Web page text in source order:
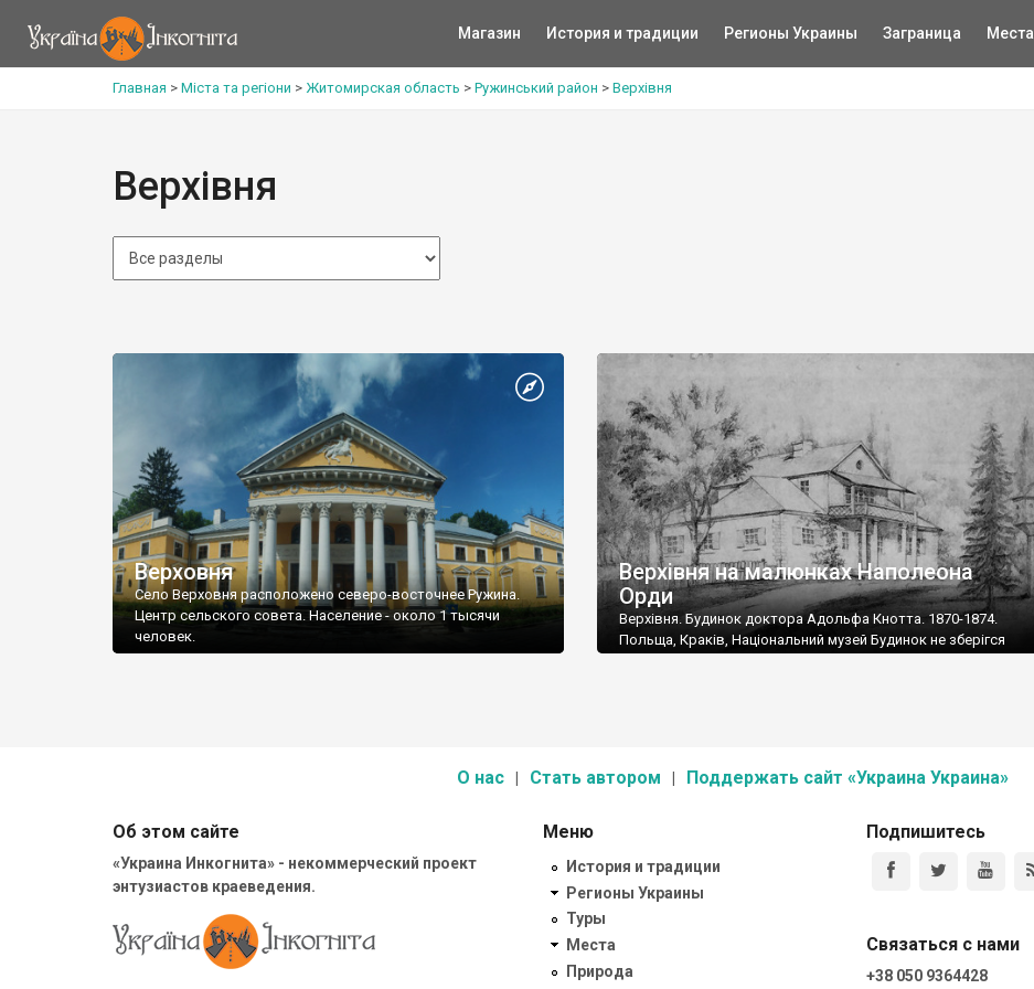
Магазин История и традиции Регионы Украины Заграница Места
Главная > Міста та регіони > Житомирская область > Ружинський район > Верхівня
Верхівня
Верховня
Село Верховня расположено северо-восточнее Ружина.
Центр сельского совета. Население - около 1 тысячи
человек.
Верхівня на малюнках Наполеона
Орди
Верхівня. Будинок доктора Адольфа Кнотта. 1870-1874.
Польща, Краків, Національний музей Будинок не зберігся
О нас Стать автором Поддержать сайт «Украина Украина»
Об этом сайте
«Украина Инкогнита» - некоммерческий проект
энтузиастов краеведения.
Меню
История и традиции
Регионы Украины
Туры
Места
Природа
Подпишитесь
Связаться с нами
+38 050 9364428